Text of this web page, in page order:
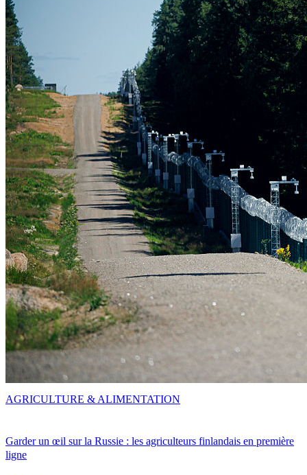
Garder un œil sur la Russie : les agriculteurs finlandais en première
ligne
AGRICULTURE & ALIMENTATION